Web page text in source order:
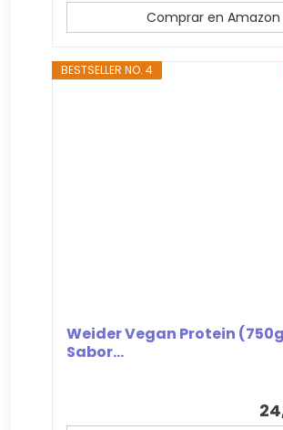
Comprar en Amazon
BESTSELLER NO. 4
Weider Vegan Protein
Sabor...